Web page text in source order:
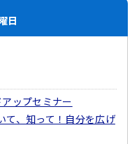
日
ップセミナー
、知って！自分を広げ